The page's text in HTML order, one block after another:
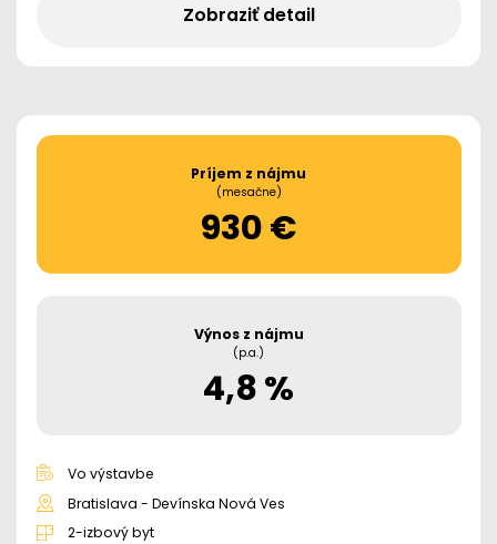
Zobraziť detail
Príjem z nájmu
(mesačne)
930 €
Výnos z nájmu
(p.a.)
4,8 %
Vo výstavbe
Bratislava - Devínska Nová Ves
2-izbový byt